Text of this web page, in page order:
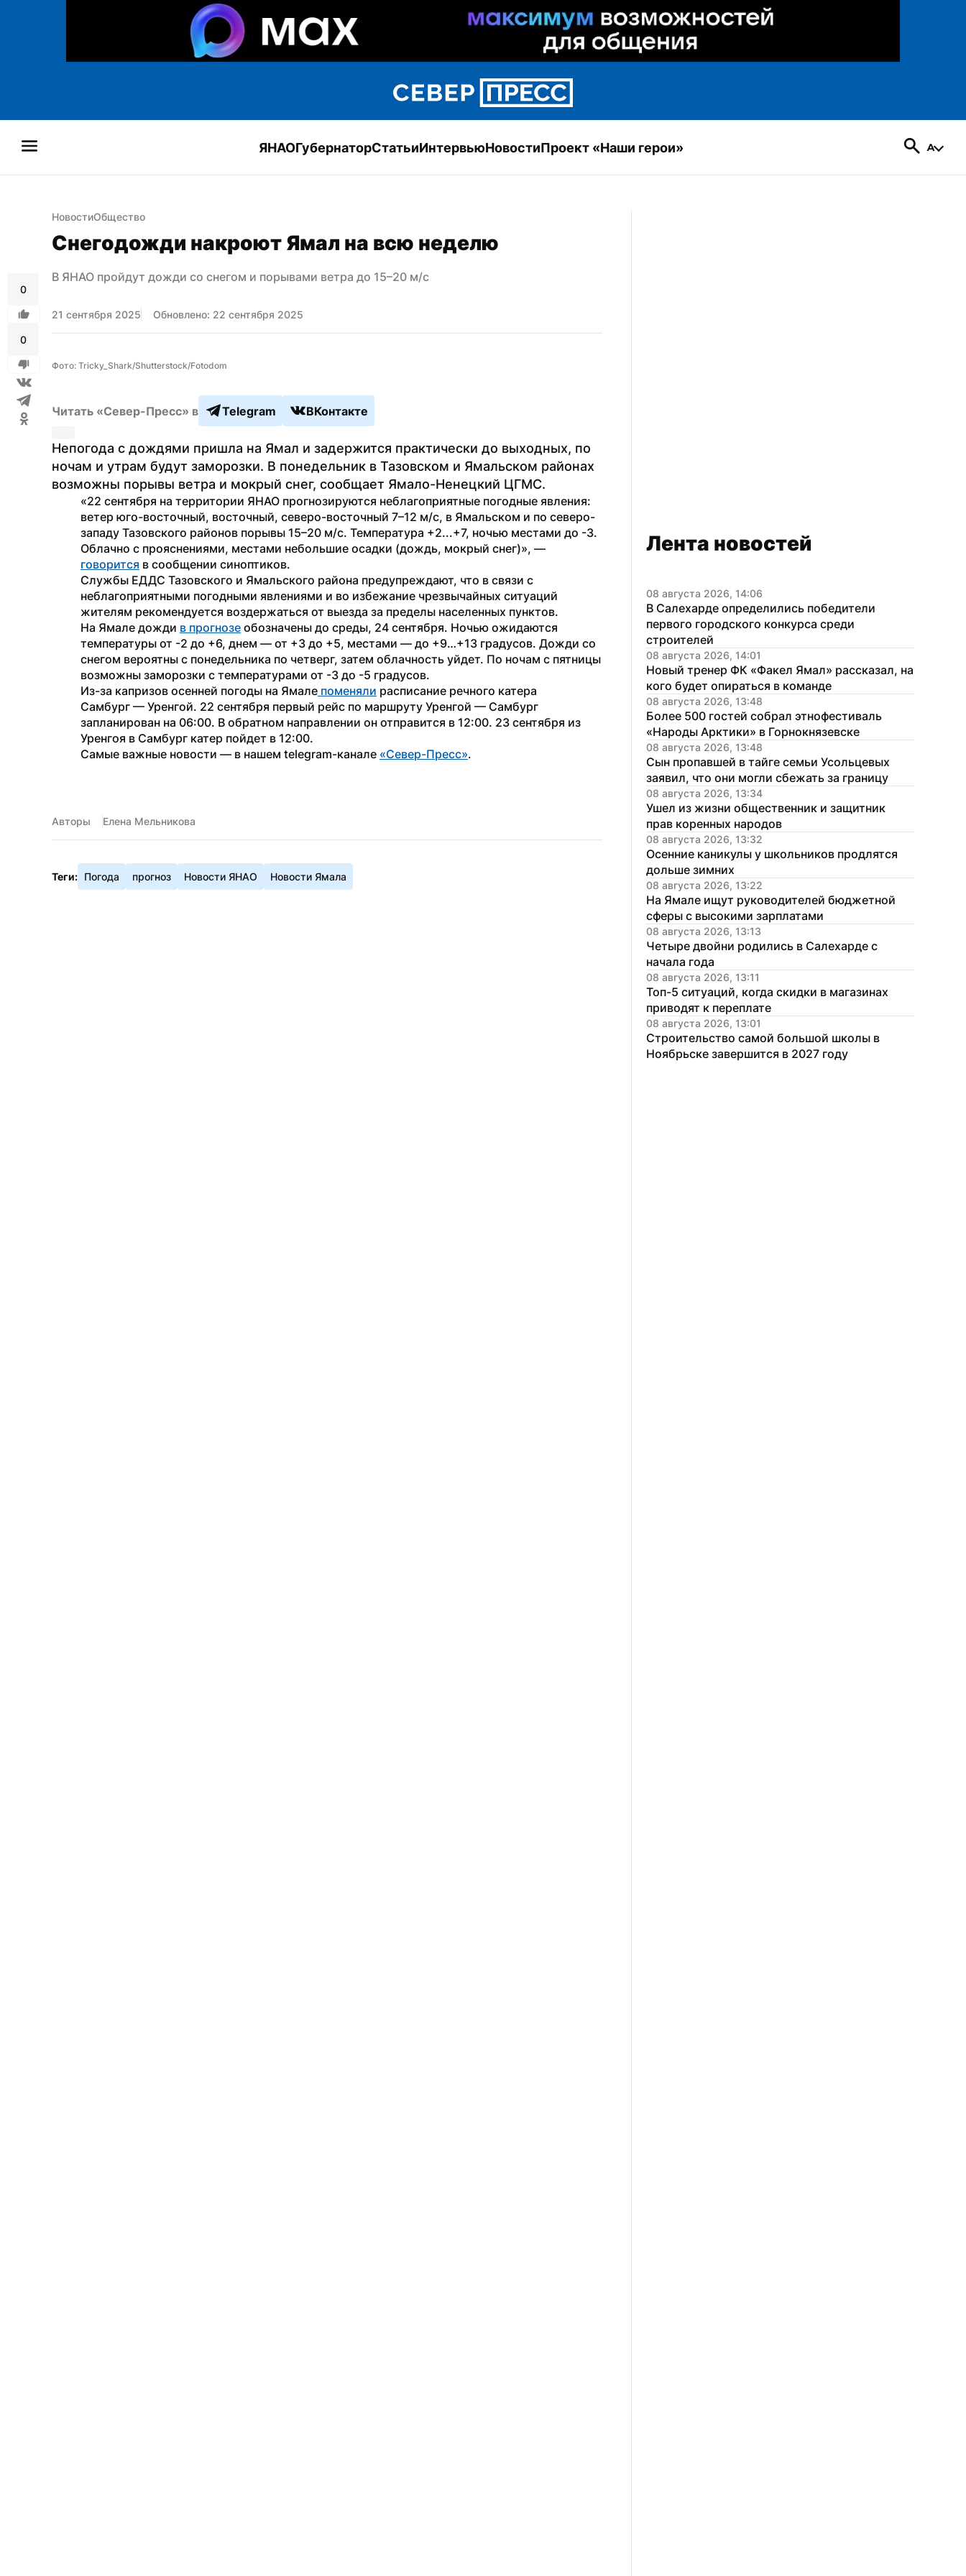
ЯНАОГубернаторСтатьиИнтервьюНовостиПроект «Наши герои»
0
0
НовостиОбщество
Снегодожди накроют Ямал на всю неделю
В ЯНАО пройдут дожди со снегом и порывами ветра до 15–20 м/с
21 сентября 2025 Обновлено: 22 сентября 2025
Фото: Tricky_Shark/Shutterstock/Fotodom
Читать «Север-Пресс» в Telegram ВКонтакте
Непогода с дождями пришла на Ямал и задержится практически до выходных, по
ночам и утрам будут заморозки. В понедельник в Тазовском и Ямальском районах
возможны порывы ветра и мокрый снег, сообщает Ямало-Ненецкий ЦГМС.
«22 сентября на территории ЯНАО прогнозируются неблагоприятные погодные явления:
ветер юго-восточный, восточный, северо-восточный 7–12 м/с, в Ямальском и по северо-
западу Тазовского районов порывы 15–20 м/с. Температура +2...+7, ночью местами до -3.
говорится в сообщении синоптиков.
Службы ЕДДС Тазовского и Ямальского района предупреждают, что в связи с
неблагоприятными погодными явлениями и во избежание чрезвычайных ситуаций
жителям рекомендуется воздержаться от выезда за пределы населенных пунктов.
На Ямале дожди в прогнозе обозначены до среды, 24 сентября. Ночью ожидаются
температуры от -2 до +6, днем — от +3 до +5, местами — до +9…+13 градусов. Дожди со
снегом вероятны с понедельника по четверг, затем облачность уйдет. По ночам с пятницы
возможны заморозки с температурами от -3 до -5 градусов.
Из-за капризов осенней погоды на Ямале поменяли расписание речного катера
Самбург — Уренгой. 22 сентября первый рейс по маршруту Уренгой — Самбург
запланирован на 06:00. В обратном направлении он отправится в 12:00. 23 сентября из
Уренгоя в Самбург катер пойдет в 12:00.
Самые важные новости — в нашем telegram-канале «Север-Пресс».
Авторы Елена Мельникова
Теги: Погода прогноз Новости ЯНАО Новости Ямала
Лента новостей
08 августа 2026, 14:06
В Салехарде определились победители
первого городского конкурса среди
строителей
08 августа 2026, 14:01
Новый тренер ФК «Факел Ямал» рассказал, на
кого будет опираться в команде
08 августа 2026, 13:48
Более 500 гостей собрал этнофестиваль
«Народы Арктики» в Горнокнязевске
08 августа 2026, 13:48
Сын пропавшей в тайге семьи Усольцевых
заявил, что они могли сбежать за границу
08 августа 2026, 13:34
Ушел из жизни общественник и защитник
прав коренных народов
08 августа 2026, 13:32
Осенние каникулы у школьников продлятся
дольше зимних
08 августа 2026, 13:22
На Ямале ищут руководителей бюджетной
сферы с высокими зарплатами
08 августа 2026, 13:13
Четыре двойни родились в Салехарде с
начала года
08 августа 2026, 13:11
Топ-5 ситуаций, когда скидки в магазинах
приводят к переплате
08 августа 2026, 13:01
Строительство самой большой школы в
Ноябрьске завершится в 2027 году